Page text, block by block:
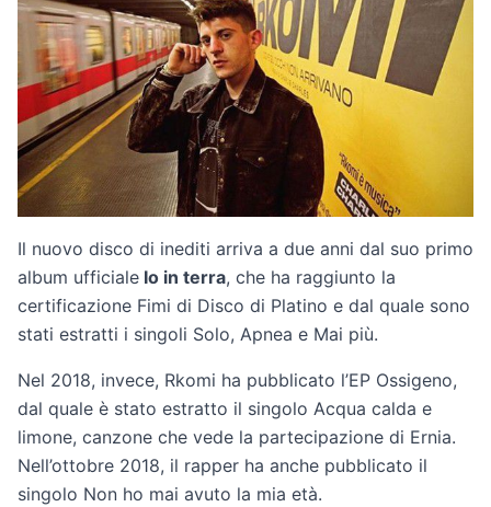
Il nuovo disco di inediti arriva a due anni dal suo primo
album ufficiale Io in terra, che ha raggiunto la
certificazione Fimi di Disco di Platino e dal quale sono
stati estratti i singoli Solo, Apnea e Mai più.
Nel 2018, invece, Rkomi ha pubblicato l’EP Ossigeno,
dal quale è stato estratto il singolo Acqua calda e
limone, canzone che vede la partecipazione di Ernia.
Nell’ottobre 2018, il rapper ha anche pubblicato il
singolo Non ho mai avuto la mia età.